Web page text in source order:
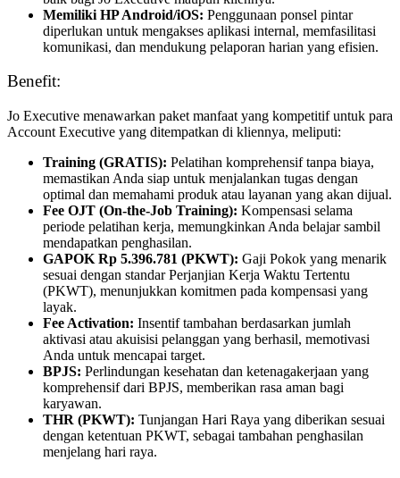
Memiliki HP Android/iOS: Penggunaan ponsel pintar
diperlukan untuk mengakses aplikasi internal, memfasilitasi
komunikasi, dan mendukung pelaporan harian yang efisien.
Benefit:
Jo Executive menawarkan paket manfaat yang kompetitif untuk para
Account Executive yang ditempatkan di kliennya, meliputi:
Training (GRATIS): Pelatihan komprehensif tanpa biaya,
memastikan Anda siap untuk menjalankan tugas dengan
optimal dan memahami produk atau layanan yang akan dijual.
Fee OJT (On-the-Job Training): Kompensasi selama
periode pelatihan kerja, memungkinkan Anda belajar sambil
mendapatkan penghasilan.
GAPOK Rp 5.396.781 (PKWT): Gaji Pokok yang menarik
sesuai dengan standar Perjanjian Kerja Waktu Tertentu
(PKWT), menunjukkan komitmen pada kompensasi yang
layak.
Fee Activation: Insentif tambahan berdasarkan jumlah
aktivasi atau akuisisi pelanggan yang berhasil, memotivasi
Anda untuk mencapai target.
BPJS: Perlindungan kesehatan dan ketenagakerjaan yang
komprehensif dari BPJS, memberikan rasa aman bagi
karyawan.
THR (PKWT): Tunjangan Hari Raya yang diberikan sesuai
dengan ketentuan PKWT, sebagai tambahan penghasilan
menjelang hari raya.